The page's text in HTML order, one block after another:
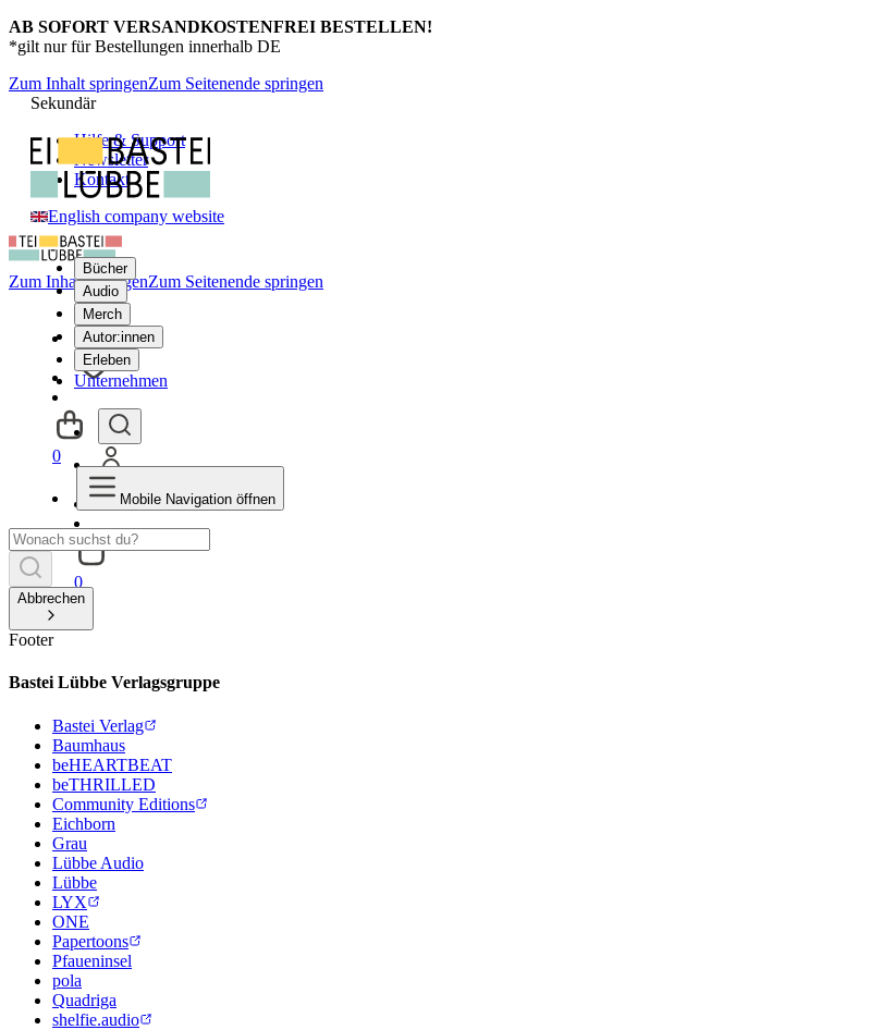
AB SOFORT VERSANDKOSTENFREI BESTELLEN!
*gilt nur für Bestellungen innerhalb DE
Zum Inhalt springenZum Seitenende springen
Sekundär
Hilfe & Support
Newsletter
Kontakt
English company website
Bücher
Audio
Merch
Autor:innen
Erleben
Unternehmen
0
Zum Inhalt springenZum Seitenende springen
0
Mobile Navigation öffnen
Abbrechen
Footer
Bastei Lübbe Verlagsgruppe
Bastei Verlag
Baumhaus
beHEARTBEAT
beTHRILLED
Community Editions
Eichborn
Grau
Lübbe Audio
Lübbe
LYX
ONE
Papertoons
Pfaueninsel
pola
Quadriga
shelfie.audio